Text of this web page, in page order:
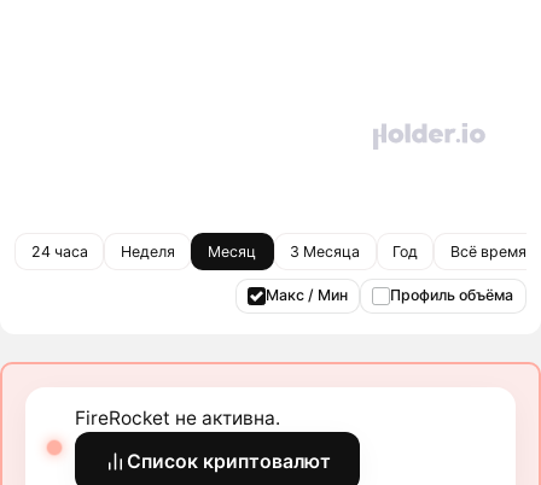
24 часа Неделя Месяц 3 Месяца Год Всё время
Макс / Мин Профиль объёма
FireRocket не активна.
Список криптовалют